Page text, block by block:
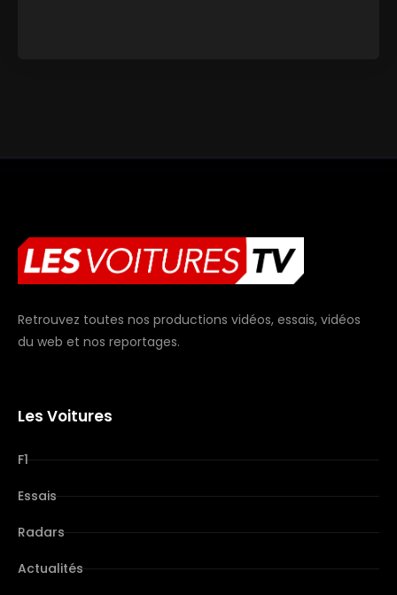
Retrouvez toutes nos productions vidéos, essais, vidéos
du web et nos reportages.
Les Voitures
F1
Essais
Radars
Actualités